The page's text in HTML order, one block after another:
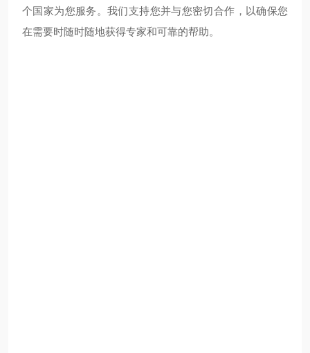
个国家为您服务。我们支持您并与您密切合作，以确保您
在需要时随时随地获得专家和可靠的帮助。